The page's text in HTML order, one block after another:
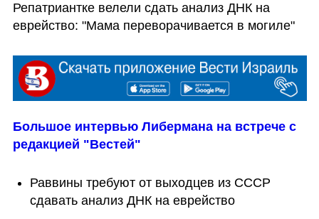
Репатриантке велели сдать анализ ДНК на
еврейство: "Мама переворачивается в могиле"
Большое интервью Либермана на встрече с
редакцией "Вестей"
Раввины требуют от выходцев из СССР
сдавать анализ ДНК на еврейство